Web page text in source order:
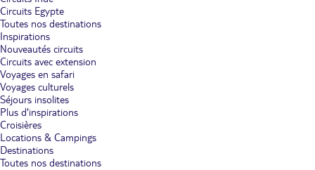
Circuits Egypte
Toutes nos destinations
Inspirations
Nouveautés circuits
Circuits avec extension
Voyages en safari
Voyages culturels
Séjours insolites
Plus d'inspirations
Croisières
Locations & Campings
Destinations
Toutes nos destinations